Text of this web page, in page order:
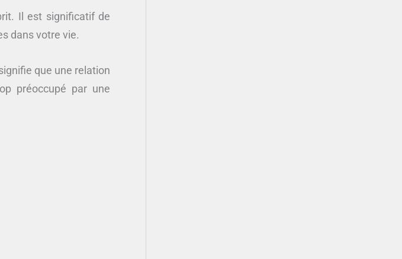
Il est significatif de
dans votre vie.
que une relation
préoccupé par une